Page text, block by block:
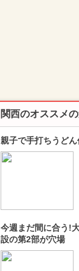
関西のオススメ
親子で手打ちうど
今週まだ間に合う!
設の第2部が穴場